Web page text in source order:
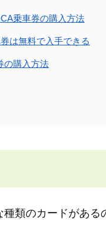
乗車券の購入方法
は無料で入手できる
の購入方法
類のカードがある